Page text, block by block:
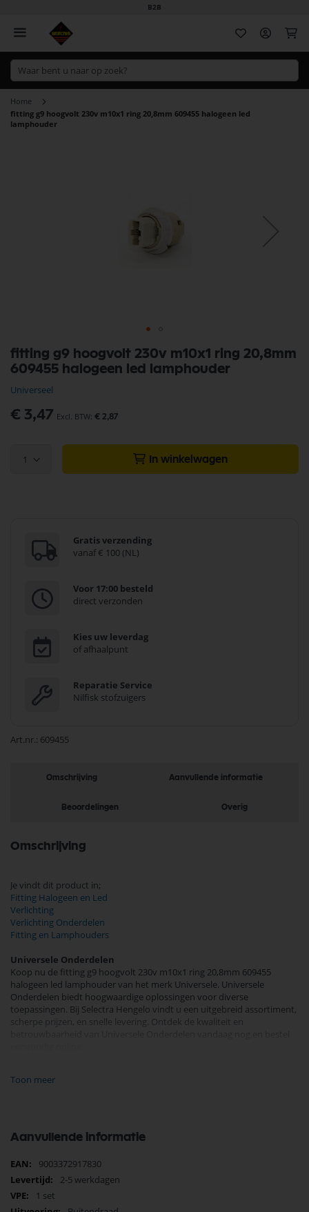
B2B
Home
fitting g9 hoogvolt 230v m10x1 ring 20,8mm 609455 halogeen led
lamphouder
fitting g9 hoogvolt 230v m10x1 ring 20,8mm
609455 halogeen led lamphouder
Universeel
€ 3,47 € 2,87
1 In winkelwagen
Gratis verzending
vanaf € 100 (NL)
Voor 17:00 besteld
direct verzonden
Kies uw leverdag
of afhaalpunt
Reparatie Service
Nilfisk stofzuigers
Art.nr. 609455
Ga
naar
het
van
de
afbeeldingen-
Omschrijving Aanvullende informatie
Beoordelingen Overig
Omschrijving
Je vindt dit product in;
Fitting Halogeen en Led
Verlichting
Verlichting Onderdelen
Fitting en Lamphouders
Universele Onderdelen
Koop nu de fitting g9 hoogvolt 230v m10x1 ring 20,8mm 609455
halogeen led lamphouder van het merk Universele. Universele
Onderdelen biedt hoogwaardige oplossingen voor diverse
toepassingen. Bij Selectra Hengelo vindt u een uitgebreid assortiment,
scherpe prijzen, en snelle levering. Ontdek de kwaliteit en
Toon meer
Aanvullende informatie
Meer
informatie
9003372917830
2-5 werkdagen
1 set